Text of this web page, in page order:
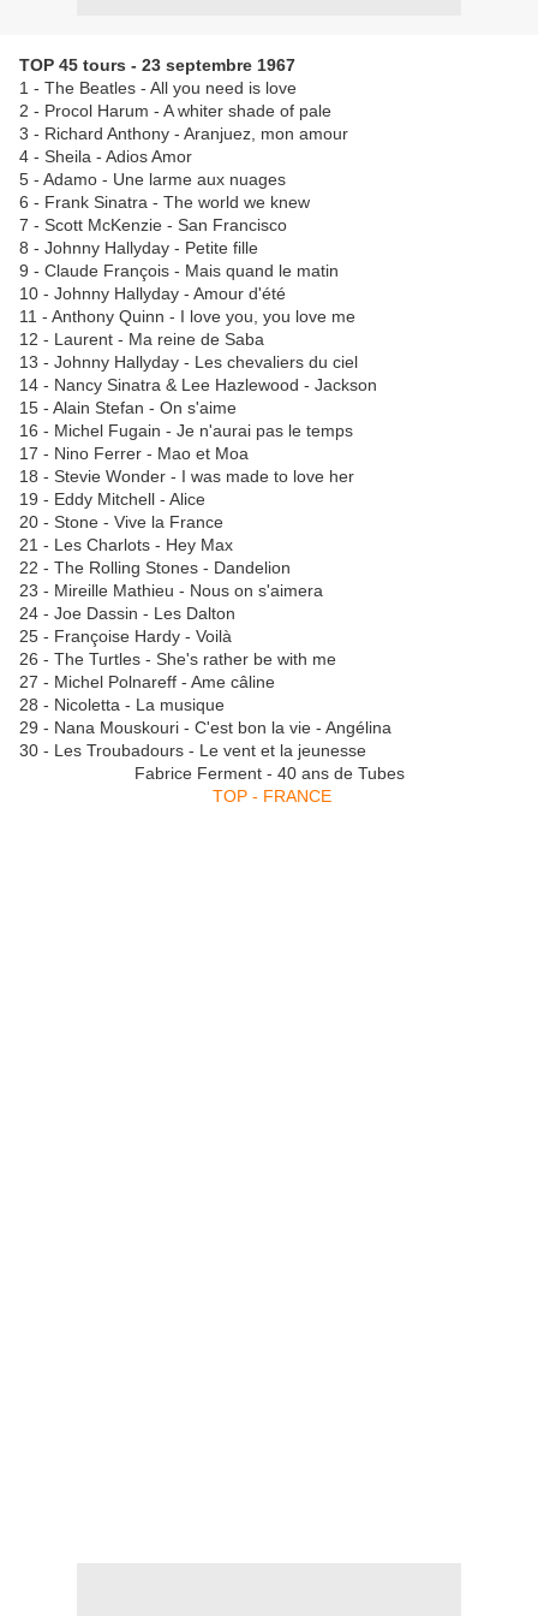
TOP 45 tours - 23 septembre 1967
1 - The Beatles - All you need is love
2 - Procol Harum - A whiter shade of pale
3 - Richard Anthony - Aranjuez, mon amour
4 - Sheila - Adios Amor
5 - Adamo - Une larme aux nuages
6 - Frank Sinatra - The world we knew
7 - Scott McKenzie - San Francisco
8 - Johnny Hallyday - Petite fille
9 - Claude François - Mais quand le matin
10 - Johnny Hallyday - Amour d'été
11 - Anthony Quinn - I love you, you love me
12 - Laurent - Ma reine de Saba
13 - Johnny Hallyday - Les chevaliers du ciel
14 - Nancy Sinatra & Lee Hazlewood - Jackson
15 - Alain Stefan - On s'aime
16 - Michel Fugain - Je n'aurai pas le temps
17 - Nino Ferrer - Mao et Moa
18 - Stevie Wonder - I was made to love her
19 - Eddy Mitchell - Alice
20 - Stone - Vive la France
21 - Les Charlots - Hey Max
22 - The Rolling Stones - Dandelion
23 - Mireille Mathieu - Nous on s'aimera
24 - Joe Dassin - Les Dalton
25 - Françoise Hardy - Voilà
26 - The Turtles - She's rather be with me
27 - Michel Polnareff - Ame câline
28 - Nicoletta - La musique
29 - Nana Mouskouri - C'est bon la vie - Angélina
30 - Les Troubadours - Le vent et la jeunesse
Fabrice Ferment - 40 ans de Tubes
TOP - FRANCE